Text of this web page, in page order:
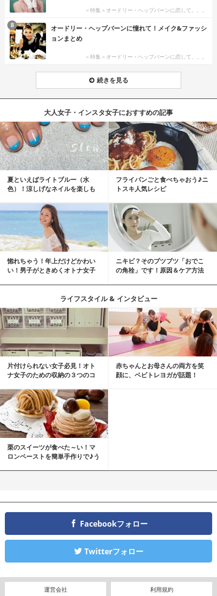
＜特集＞オードリー・ヘップバーンに恋して。。。
オードリー・ヘップバーンに憧れて！メイク&ファッシ
ョンまとめ
＜特集＞オードリー・ヘップバーンに恋して。。。
8
続きを見る
大人女子・インスタ女子におすすめの記事
夏といえばライトブルー（水
色）！涼しげなネイルを楽しも
フライパンごと食べちゃおう♪ニ
トスキ人気レシピ
惚れちゃう！年上だけどかわい
い！男子がときめくオトナ女子
ニキビ？そのブツブツ「おでこ
の角栓」です！原因＆ケア方法
ライフスタイル & インタビュー
片付けられない女子必見！オト
ナ女子のための収納の３つのコ
赤ちゃんとお母さんの両方を笑
顔に、ベビトレヨガが話題！
栗のスイーツが食べた～い！マ
ロンペーストを簡単手作りで♪う
Facebookフォロー
Twitterフォロー
運営会社 利用規約